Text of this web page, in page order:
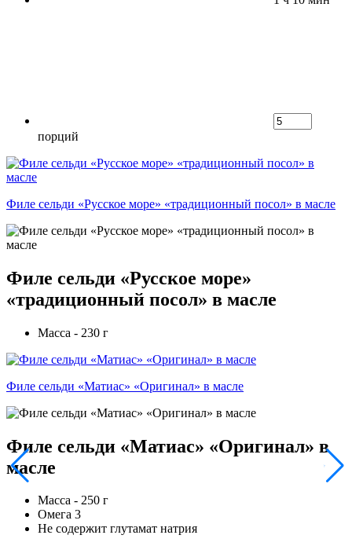
порций
Филе сельди «Русское море» «традиционный посол» в масле
Филе сельди «Русское море»
«традиционный посол» в масле
Масса - 230 г
Филе сельди «Матиас» «Оригинал» в масле
Филе сельди «Матиас» «Оригинал» в
масле
Масса - 250 г
Омега 3
Не содержит глутамат натрия